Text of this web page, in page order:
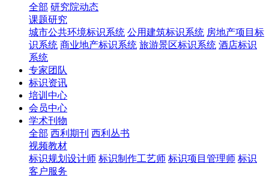
全部 研究院动态
课题研究
城市公共环境标识系统 公用建筑标识系统 房地产项目标
识系统 商业地产标识系统 旅游景区标识系统 酒店标识
系统
专家团队
标识资讯
培训中心
会员中心
学术刊物
全部 西利期刊 西利丛书
视频教材
标识规划设计师 标识制作工艺师 标识项目管理师 标识
客户服务